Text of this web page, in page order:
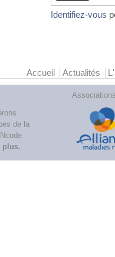
Identifiez-vous
Accueil Actualités
de la
plus.